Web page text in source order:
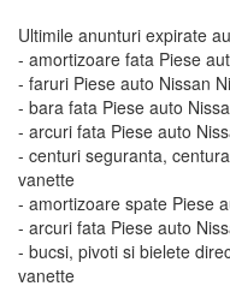
Ultimile anunturi expirate
- amortizoare fata Piese
- faruri Piese auto Nissan
- bara fata Piese auto
- arcuri fata Piese auto
- centuri seguranta,
vanette
- amortizoare spate Piese
- arcuri fata Piese auto
- bucsi, pivoti si bielete
vanette